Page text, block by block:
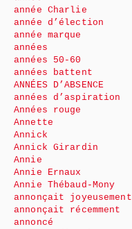
année Charlie
année d’élection
année marque
années
années 50-60
années battent
ANNÉES D’ABSENCE
années d’aspiration
Années rouge
Annette
Annick
Annick Girardin
Annie
Annie Ernaux
Annie Thébaud-Mony
annonçait joyeusement
annonçait récemment
annoncé